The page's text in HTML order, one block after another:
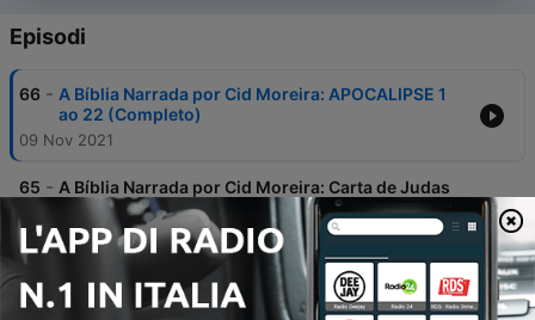
Episodi
66 - A Bíblia Narrada por Cid Moreira: APOCALIPSE 1
ao 22 (Completo)
09 Nov 2021
65 - A Bíblia Narrada por Cid Moreira: Carta de Judas
(Completo)
09 Nov 2021
64
A Bíblia Narrada por Cid Moreira: TIAGO
(Completo)